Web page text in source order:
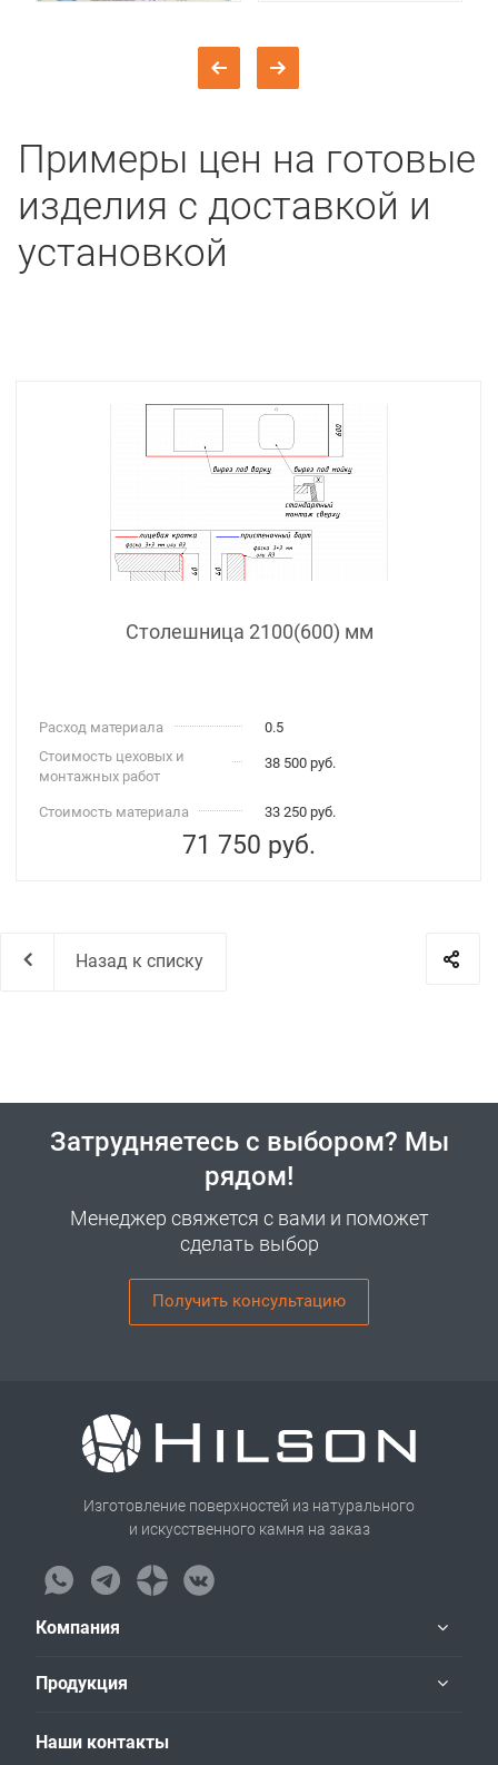
Примеры цен на готовые
изделия с доставкой и
установкой
Столешница 2100(600) мм
Расход материала
0.5
Стоимость цеховых и
монтажных работ
38 500 руб.
Стоимость материала 33 250 руб.
71 750 руб.
Назад к списку
Затрудняетесь с выбором? Мы
рядом!
Менеджер свяжется с вами и поможет
сделать выбор
Получить консультацию
Изготовление поверхностей из натурального
и искусственного камня на заказ
Компания
Продукция
Наши контакты